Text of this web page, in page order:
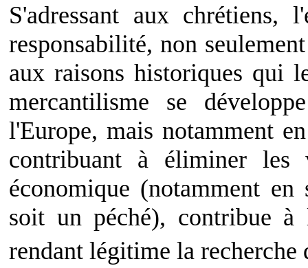
S'adressant aux chrétiens,
responsabilité, non
aux raisons historiques qui
mercantilisme se
l'Europe, mais notamment
contribuant à éliminer les
économique (notamment
soit un péché), contribue à
rendant légitime la